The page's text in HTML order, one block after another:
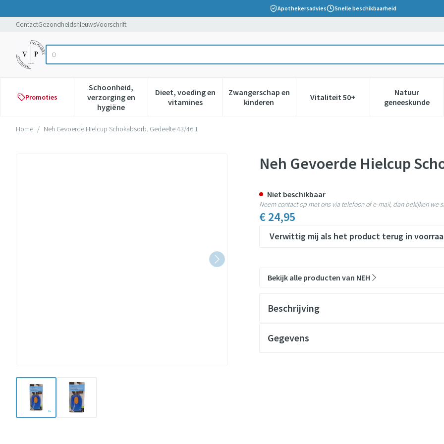
Apothekersadvies Snelle beschikbaarheid
ContactGezondheidsnieuwsVoorschrift
Product, merk, categorie...
Op zoe
Promoties
Schoonheid,
verzorging en
hygiëne
Toon submenu voor Schoonheid, verzorging en hygiëne categorie
Dieet, voeding en
vitaminesToon submenu voor Dieet, voeding en vitamines categorie
Zwangerschap en
kinderenToon submenu voor Zwangerschap en kinderen
Vitaliteit 50+Toon submenu voor Vitaliteit
Natuur
geneeskunde
Toon
Home / Neh Gevoerde Hielcup Schokabsorb. Gedeelte 43/46 1
View larger imageView larger image
Neh Gevoerde Hielcup Schokabsorb. Gedeelte 43/46 1
Neh Gevoerde Hielcup
€ 24,95
Verwittig mij als het product terug in
Niet beschikbaar
Neem contact op met ons via telefoon of e-mail, dan bekijken we
Bekijk alle producten van NEH
Beschrijving
Gegevens